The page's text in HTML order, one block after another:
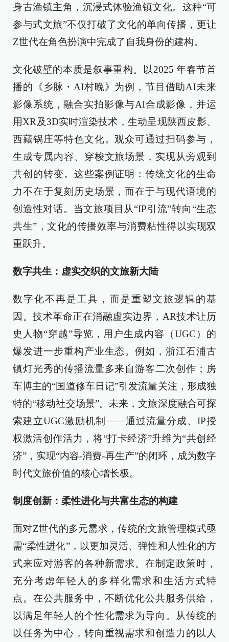
身古渔镇主角，沉浸式体验渔镇文化。这种“可
参与式文旅”不仅打破了文化的单向传播，更让
Z世代在角色扮演中完成了自我身份的建构。
文化破壁的本质是叙事重构。以2025 年春节首
播的《乡脉・AI村晚》为例，节目借助AI未来
影像系统，融合实拍影像与AI合成影像，并运
用XR及3D实时渲染技术，生动呈现陕西皮影、
西藏锅庄等特色文化。观众可通过扫码参与，
生成专属内容、穿梭文旅场景，实现从旁观到
共创的转变。这些案例证明：传统文化的生命
力不在于复刻历史场景，而在于与现代语境的
创造性对话。当文旅项目从“IP引流”转向“生态
共生”，文化的传播效率与消费粘性得以实现双
重跃升。
数字共生：虚实交织的文旅新大陆
数字化不再是工具，而是重塑文旅逻辑的基
因。技术革命正在消融虚实边界，AR技术让历
史人物“穿越”导览，用户生成内容（UGC）的
爆发进一步重构产业生态。例如，浙江石浦古
镇灯光秀的传播流量多来自游客二次创作；房
车博主的“国道修车日记”引发流量关注，形成独
特的“移动社交场景”。未来，文旅深度融合可探
索建立UGC激励机制——通过流量分成、IP授
权激活创作活力，将“打卡经济”升维为“共创经
济”，实现“内容-消费-再生产”的闭环，成为数字
时代文旅价值的核心增长极。
制度创新：柔性进化与共富生态的构建
面对Z世代的多元需求，传统的文旅管理模式亟
需“柔性进化”，以更加灵活、弹性和人性化的方
式来应对游客的各种新需求。在制定政策时，
充分考虑年轻人的多样化需求和生活方式特
点。在公共服务中，不断优化公共服务供给，
以满足年轻人的个性化需求为导向。从传统的
以任务为中心，转向重视需求和创造力的以人